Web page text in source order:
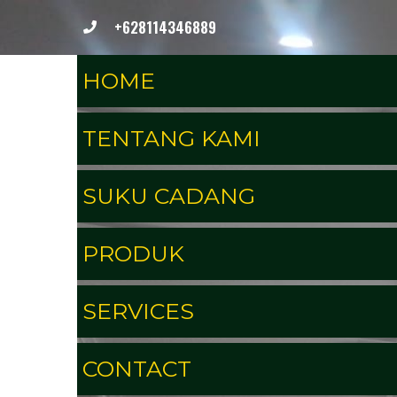
+628114346889
HOME
TENTANG KAMI
SUKU CADANG
PRODUK
SERVICES
CONTACT